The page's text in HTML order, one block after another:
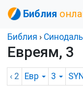
Библия
Библия ›
Евреям, 3
‹ 2 Евр 3